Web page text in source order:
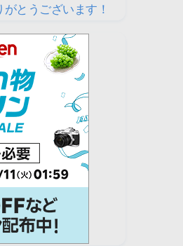
とうございます！